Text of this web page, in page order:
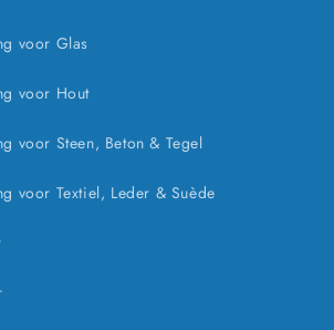
voor Glas
voor Hout
voor Steen, Beton & Tegel
voor Textiel, Leder & Suède